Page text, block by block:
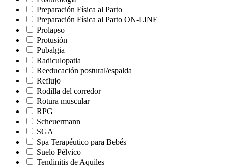
Preparación Física al Parto
Preparación Física al Parto ON-LINE
Prolapso
Protusión
Pubalgia
Radiculopatia
Reeducación postural/espalda
Reflujo
Rodilla del corredor
Rotura muscular
RPG
Scheuermann
SGA
Spa Terapéutico para Bebés
Suelo Pélvico
Tendinitis de Aquiles